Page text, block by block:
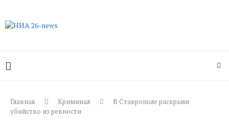
Главная Криминал
В Ставрополе раскрыли
убийство из ревности